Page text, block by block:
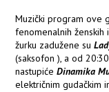
Muzički program ove
fenomenalnih
žurku zadužene su
(saksofon ), a od
nastupićeDinamika
električnim gudačkim